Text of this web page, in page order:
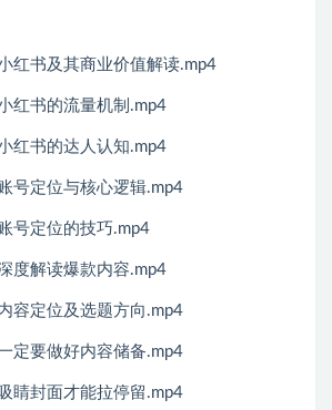
红书及其商业价值解读.mp4
红书的流量机制.mp4
红书的达人认知.mp4
号定位与核心逻辑.mp4
号定位的技巧.mp4
度解读爆款内容.mp4
容定位及选题方向.mp4
定要做好内容储备.mp4
睛封面才能拉停留.mp4